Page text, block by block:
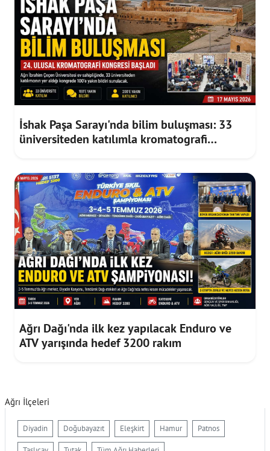
İshak Paşa Sarayı'nda bilim buluşması: 33
üniversiteden katılımla kromatografi
Ağrı Dağı'nda ilk kez yapılacak Enduro ve
ATV yarışında hedef 3200 rakım
Ağrı İlçeleri
Diyadin Doğubayazıt Eleşkirt Hamur Patnos